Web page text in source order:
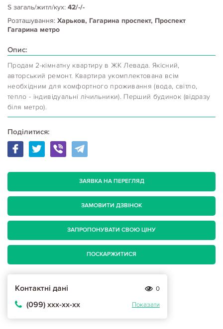
S загаль/житл/кух: 42/-/-
Розташування: Харьков, Гагарина проспект, Проспект
Гагарина метро
Опис:
Продам 2-кімнатну квартиру в ЖК Левада. Якісний,
авторський ремонт. Квартира укомплектована всім
необхідним для комфортного проживання (вода, світло,
тепло - індивідуальні лічильники). Перший будинок (відразу
біля метро).
Поділитися:
ЗАЯВКА НА ПЕРЕГЛЯД
ЗАМОВИТИ ДЗВІНОК
ЗАПРОПОНУВАТИ СВОЮ ЦІНУ
ПОСКАРЖИТИСЯ
Контактні дані 0
(099) ххх-хх-хх Показати